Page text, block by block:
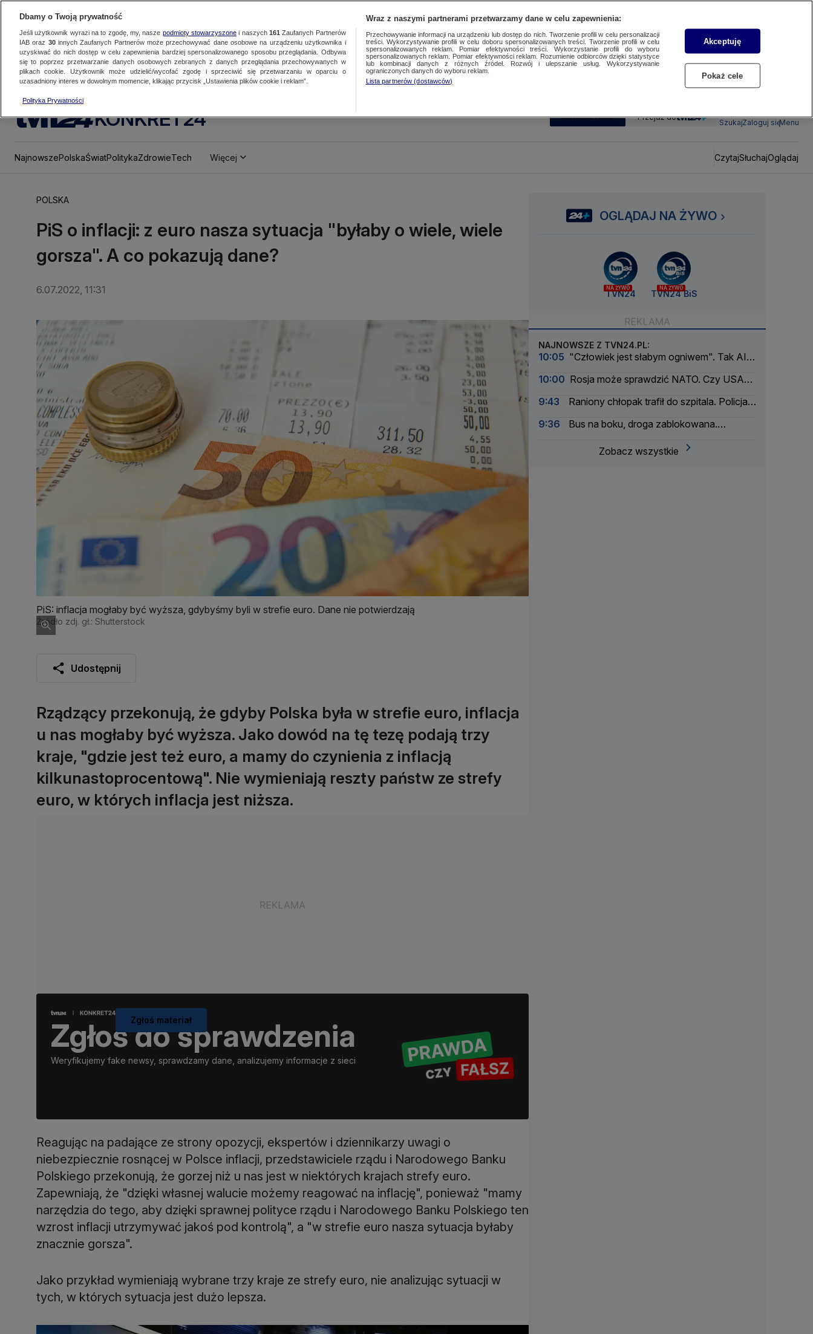
KONKRET24 SUBSKRYBUJ Przejdź do
SzukajZaloguj sięMenu
NajnowszePolskaŚwiatPolitykaZdrowieTech Więcej CzytajSłuchajOglądaj
POLSKA
PiS o inflacji: z euro nasza sytuacja "byłaby o wiele, wiele
gorsza". A co pokazują dane?
6.07.2022, 11:31
PiS: inflacja mogłaby być wyższa, gdybyśmy byli w strefie euro. Dane nie potwierdzają
Źródło zdj. gł.: Shutterstock
Udostępnij
Rządzący przekonują, że gdyby Polska była w strefie euro, inflacja
u nas mogłaby być wyższa. Jako dowód na tę tezę podają trzy
kraje, "gdzie jest też euro, a mamy do czynienia z inflacją
kilkunastoprocentową". Nie wymieniają reszty państw ze strefy
euro, w których inflacja jest niższa.
Zgłoś do sprawdzenia
Weryfikujemy fake newsy, sprawdzamy dane, analizujemy informacje z sieci
Zgłoś materiał
Reagując na padające ze strony opozycji, ekspertów i dziennikarzy uwagi o
niebezpiecznie rosnącej w Polsce inflacji, przedstawiciele rządu i Narodowego Banku
Polskiego przekonują, że gorzej niż u nas jest w niektórych krajach strefy euro.
Zapewniają, że "dzięki własnej walucie możemy reagować na inflację", ponieważ "mamy
narzędzia do tego, aby dzięki sprawnej polityce rządu i Narodowego Banku Polskiego ten
wzrost inflacji utrzymywać jakoś pod kontrolą", a "w strefie euro nasza sytuacja byłaby
znacznie gorsza".
Jako przykład wymieniają wybrane trzy kraje ze strefy euro, nie analizując sytuacji w
tych, w których sytuacja jest dużo lepsza.
OGLĄDAJ NA ŻYWO
NA ŻYWO
TVN24
NA ŻYWO
TVN24 BiS
NAJNOWSZE Z TVN24.PL:
10:05 "Człowiek jest słabym ogniwem". Tak AI
10:00 Rosja może sprawdzić NATO. Czy USA
9:43
Raniony chłopak trafił do szpitala. Policja
9:36
Bus na boku, droga zablokowana.
Zobacz wszystkie
Dbamy o Twoją prywatność
Jeśli użytkownik wyrazi na to zgodę, my, nasze podmioty stowarzyszonei naszych 161 Zaufanych Partnerów
IAB oraz 30innych Zaufanych Partnerów może przechowywać dane osobowe na urządzeniu użytkownika i
uzyskiwać do nich dostęp w celu zapewnienia bardziej spersonalizowanego sposobu przeglądania. Odbywa
się to poprzez przetwarzanie danych osobowych zebranych z danych przeglądania przechowywanych w
plikach cookie. Użytkownik może udzielić/wycofać zgodę i sprzeciwić się przetwarzaniu w oparciu o
uzasadniony interes w dowolnym momencie, klikając przycisk „Ustawienia plików cookie i reklam”.
Polityka Prywatności
Wraz z naszymi partnerami przetwarzamy dane w celu zapewnienia:
Przechowywanie informacji na urządzeniu lub dostęp do nich. Tworzenie profili w celu personalizacji
treści. Wykorzystywanie profili w celu doboru spersonalizowanych treści. Tworzenie profili w celu
spersonalizowanych reklam. Pomiar efektywności treści. Wykorzystanie profili do wyboru
spersonalizowanych reklam. Pomiar efektywności reklam. Rozumienie odbiorców dzięki statystyce
lub kombinacji danych z różnych źródeł. Rozwój i ulepszanie usług. Wykorzystywanie
ograniczonych danych do wyboru reklam.
Lista partnerów (dostawców)
Akceptuję
Pokaż cele